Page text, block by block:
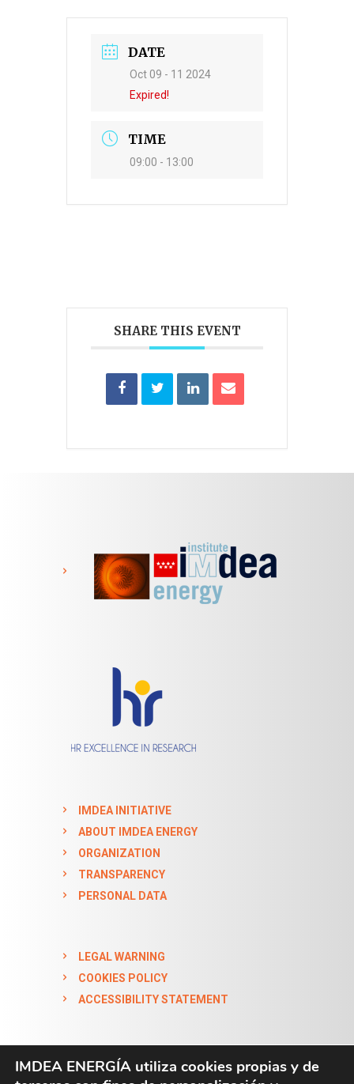
DATE
Oct 09 - 11 2024
Expired!
TIME
09:00 - 13:00
SHARE THIS EVENT
IMDEA INITIATIVE
ABOUT IMDEA ENERGY
ORGANIZATION
TRANSPARENCY
PERSONAL DATA
LEGAL WARNING
COOKIES POLICY
ACCESSIBILITY STATEMENT
IMDEA ENERGÍA utiliza cookies propias y de